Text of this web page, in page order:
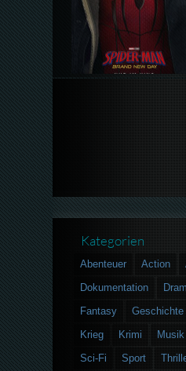
Kategorien
Abenteuer Action
Dokumentation
Fantasy
Geschichte
Krieg
Krimi Musik
Sci-Fi
Sport